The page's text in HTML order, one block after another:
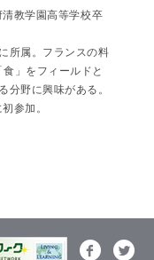
教学園高等学校卒
所属。フランスの料
」をフィールドと
分野に興味がある。
参加。